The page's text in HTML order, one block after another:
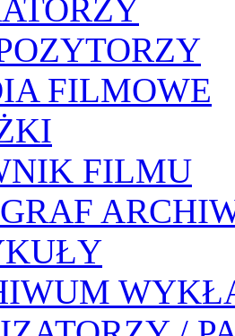
FILMOWE
FILMU